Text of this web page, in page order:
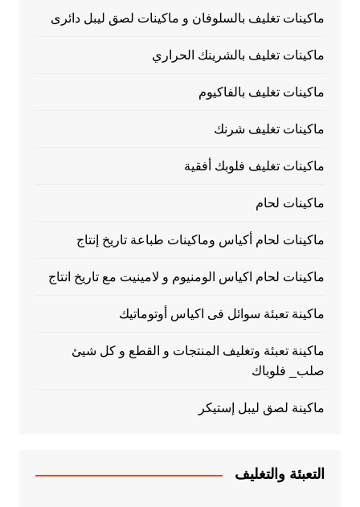
ماكينات تغليف بالسلوفان و ماكينات لصق ليبل دائرى
ماكينات تغليف بالشرينك الحراري
ماكينات تغليف بالفاكيوم
ماكينات تغليف شرنك
ماكينات تغليف فلوبك أفقية
ماكينات لحام
ماكينات لحام أكياس وماكينات طباعة تاريخ إنتاج
ماكينات لحام اكياس الومنيوم و لامينيت مع تاريخ انتاج
ماكينة تعبئة سوائل فى اكياس أوتوماتيك
ماكينة تعبئة وتغليف المنتجات و القطع و كل شيئ
صلب_ فلوباك
ماكينة لصق ليبل إستيكر
التعبئة والتغليف